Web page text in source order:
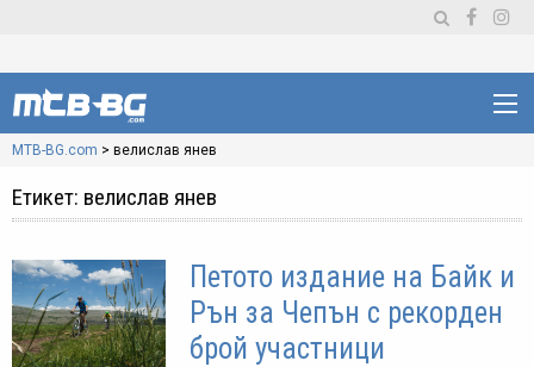
MTB-BG.com > велислав янев
Етикет: велислав янев
Петото издание на Байк и
Рън за Чепън с рекорден
брой участници